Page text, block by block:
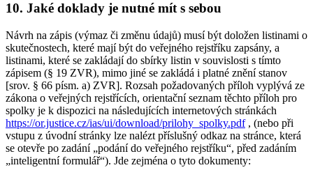
10. Jaké doklady je nutné mít s sebou
Návrh na zápis (výmaz či změnu údajů) musí být doložen listinami o
skutečnostech, které mají být do veřejného rejstříku zapsány, a
listinami, které se zakládají do sbírky listin v souvislosti s tímto
zápisem (§ 19 ZVR), mimo jiné se zakládá i platné znění stanov
[srov. § 66 písm. a) ZVR]. Rozsah požadovaných příloh vyplývá ze
zákona o veřejných rejstřících, orientační seznam těchto příloh pro
spolky je k dispozici na následujících internetových stránkách
https://or.justice.cz/ias/ui/download/prilohy_spolky.pdf, (nebo při
vstupu z úvodní stránky lze nalézt příslušný odkaz na stránce, která
se otevře po zadání „podání do veřejného rejstříku“, před zadáním
„inteligentní formulář“). Jde zejména o tyto dokumenty: